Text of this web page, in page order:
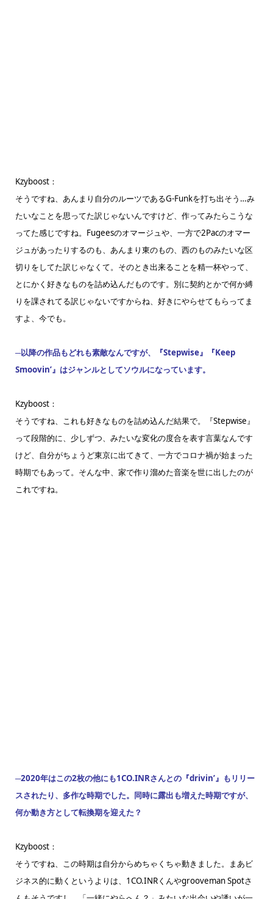
Kzyboost：
そうですね、あんまり自分のルーツであるG-Funkを打ち出そう…み
たいなことを思ってた訳じゃないんですけど、作ってみたらこうな
ってた感じですね。Fugeesのオマージュや、一方で2Pacのオマー
ジュがあったりするのも、あんまり東のもの、西のものみたいな区
切りをしてた訳じゃなくて。そのとき出来ることを精一杯やって、
とにかく好きなものを詰め込んだものです。別に契約とかで何か縛
りを課されてる訳じゃないですからね、好きにやらせてもらってま
すよ、今でも。
─以降の作品もどれも素敵なんですが、『Stepwise』『Keep
Smoovin’』はジャンルとしてソウルになっています。
Kzyboost：
そうですね、これも好きなものを詰め込んだ結果で。『Stepwise』
って段階的に、少しずつ、みたいな変化の度合を表す言葉なんです
けど、自分がちょうど東京に出てきて、一方でコロナ禍が始まった
時期でもあって。そんな中、家で作り溜めた音楽を世に出したのが
これですね。
─2020年はこの2枚の他にも1CO.INRさんとの『drivin’』もリリー
スされたり、多作な時期でした。同時に露出も増えた時期ですが、
何か動き方として転換期を迎えた？
Kzyboost：
そうですね、この時期は自分からめちゃくちゃ動きました。まあビ
ジネス的に動くというよりは、1CO.INRくんやgrooveman Spotさ